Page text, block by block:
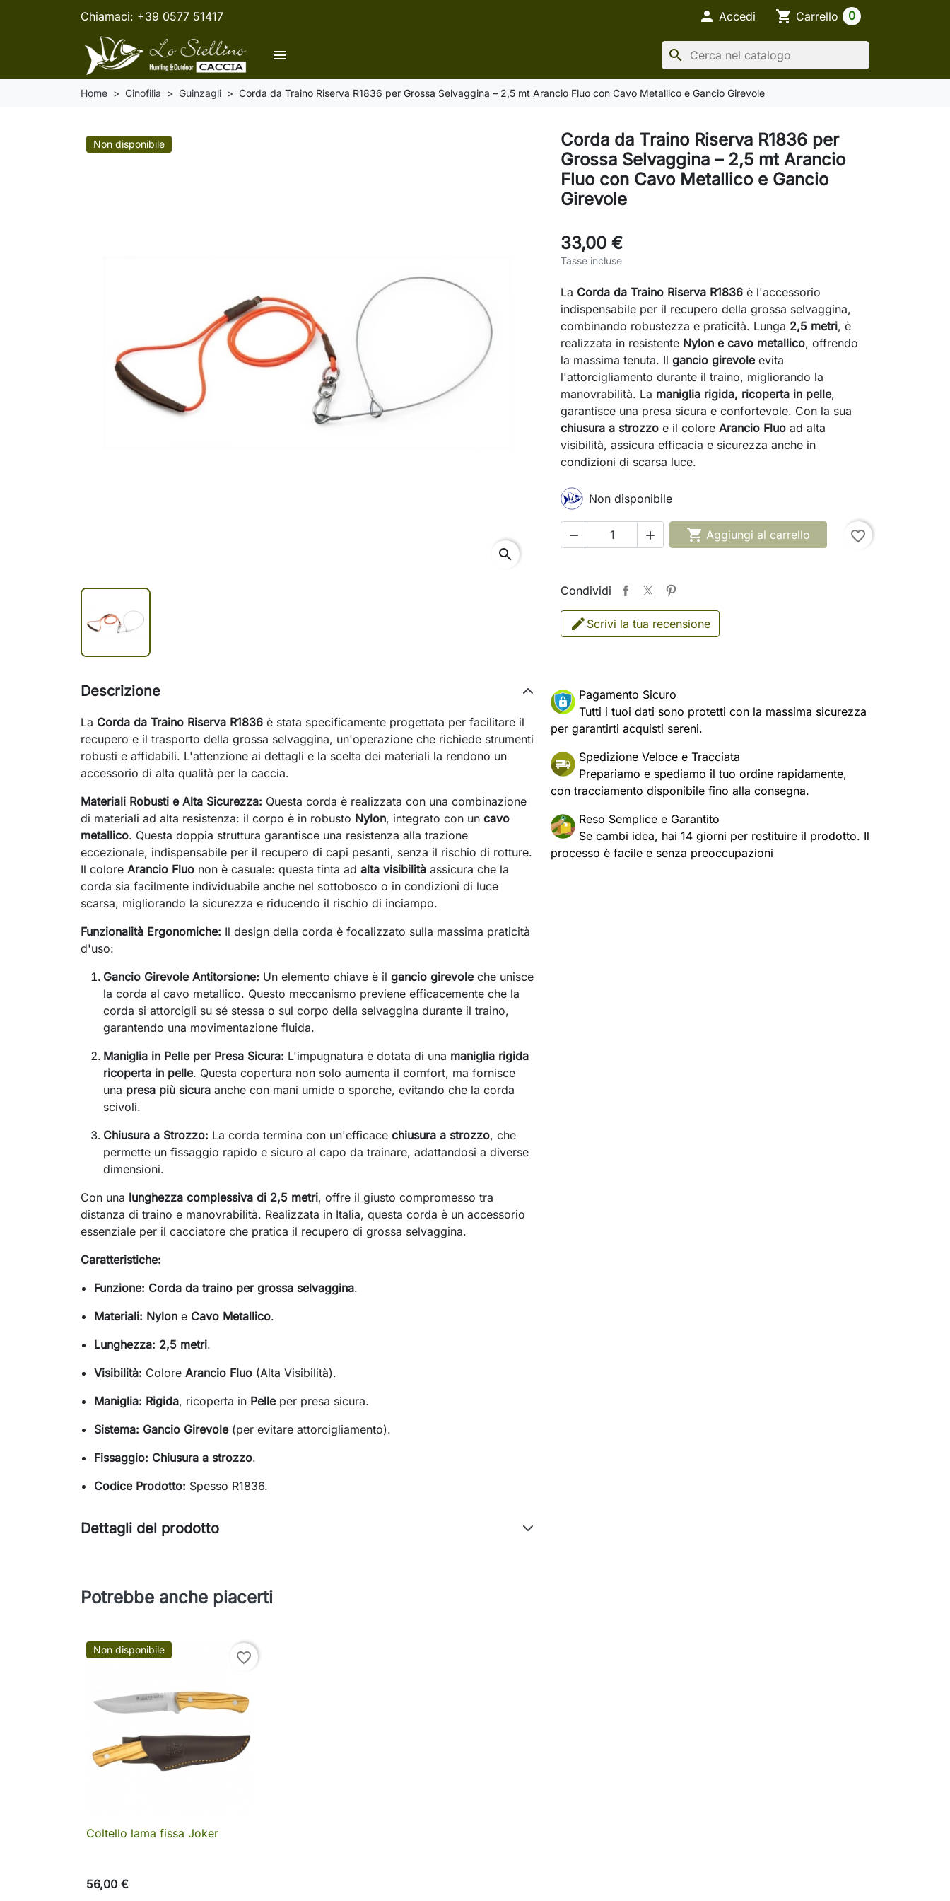
Chiamaci: +39 0577 51417  Accedi shopping_cart Carrello 0
menu search
Home Cinofilia Guinzagli Corda da Traino Riserva R1836 per Grossa Selvaggina – 2,5 mt Arancio Fluo con Cavo Metallico e Gancio Girevole
Non disponibile
search
Corda da Traino Riserva R1836 per
Grossa Selvaggina – 2,5 mt Arancio
Fluo con Cavo Metallico e Gancio
Girevole
33,00 €
Tasse incluse
La Corda da Traino Riserva R1836 è l'accessorio
indispensabile per il recupero della grossa selvaggina,
combinando robustezza e praticità. Lunga 2,5 metri, è
realizzata in resistente Nylon e cavo metallico, offrendo
la massima tenuta. Il gancio girevoleevita
l'attorcigliamento durante il traino, migliorando la
manovrabilità. La maniglia rigida, ricoperta in pelle,
garantisce una presa sicura e confortevole. Con la sua
chiusura a strozzo e il colore Arancio Fluo ad alta
visibilità, assicura efficacia e sicurezza anche in
condizioni di scarsa luce.
Non disponibile
   Aggiungi al carrello favorite_border
Condividi
Scrivi la tua recensione
Pagamento Sicuro
Tutti i tuoi dati sono protetti con la massima sicurezza
per garantirti acquisti sereni.
Spedizione Veloce e Tracciata
Prepariamo e spediamo il tuo ordine rapidamente,
con tracciamento disponibile fino alla consegna.
Reso Semplice e Garantito
Se cambi idea, hai 14 giorni per restituire il prodotto. Il
processo è facile e senza preoccupazioni
Descrizione
La Corda da Traino Riserva R1836 è stata specificamente progettata per facilitare il
recupero e il trasporto della grossa selvaggina, un'operazione che richiede strumenti
robusti e affidabili. L'attenzione ai dettagli e la scelta dei materiali la rendono un
accessorio di alta qualità per la caccia.
Materiali Robusti e Alta Sicurezza: Questa corda è realizzata con una combinazione
di materiali ad alta resistenza: il corpo è in robusto Nylon, integrato con un cavo
metallico. Questa doppia struttura garantisce una resistenza alla trazione
eccezionale, indispensabile per il recupero di capi pesanti, senza il rischio di rotture.
Il colore Arancio Fluo non è casuale: questa tinta ad alta visibilità assicura che la
corda sia facilmente individuabile anche nel sottobosco o in condizioni di luce
scarsa, migliorando la sicurezza e riducendo il rischio di inciampo.
Funzionalità Ergonomiche: Il design della corda è focalizzato sulla massima praticità
d'uso:
Gancio Girevole Antitorsione: Un elemento chiave è il gancio girevoleche unisce
la corda al cavo metallico. Questo meccanismo previene efficacemente che la
corda si attorcigli su sé stessa o sul corpo della selvaggina durante il traino,
garantendo una movimentazione fluida.
Maniglia in Pelle per Presa Sicura: L'impugnatura è dotata di una maniglia rigida
ricoperta in pelle. Questa copertura non solo aumenta il comfort, ma fornisce
una presa più sicura anche con mani umide o sporche, evitando che la corda
scivoli.
Chiusura a Strozzo: La corda termina con un'efficace chiusura a strozzo, che
permette un fissaggio rapido e sicuro al capo da trainare, adattandosi a diverse
dimensioni.
Con una lunghezza complessiva di 2,5 metri, offre il giusto compromesso tra
distanza di traino e manovrabilità. Realizzata in Italia, questa corda è un accessorio
essenziale per il cacciatore che pratica il recupero di grossa selvaggina.
Caratteristiche:
Funzione: Corda da traino per grossa selvaggina.
Materiali: Nylon e Cavo Metallico.
Lunghezza: 2,5 metri.
Visibilità: ColoreArancio Fluo (Alta Visibilità).
Maniglia: Rigida, ricoperta in Pelleper presa sicura.
Sistema: Gancio Girevole(per evitare attorcigliamento).
Fissaggio: Chiusura a strozzo.
Codice Prodotto: Spesso R1836.
Dettagli del prodotto
Potrebbe anche piacerti
Non disponibile favorite_border
 Anteprima
Coltello lama fissa Joker
56,00 €